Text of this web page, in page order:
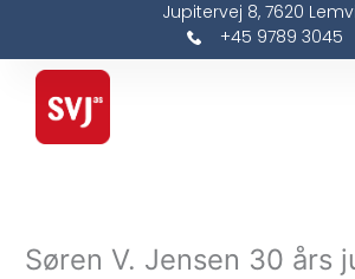
indholdet
Jupitervej 8, 7620
+45 9789 3045
Søren V. Jensen 30 års